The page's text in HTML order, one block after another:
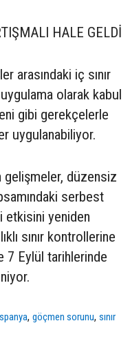
HALE GELDİ
arasındaki iç sınır
olarak kabul
gibi gerekçelerle
uygulanabiliyor.
gelişmeler, düzensiz
serbest
etkisini yeniden
sınır kontrollerine
7 Eylül tarihlerinde
,göçmen sorunu,sınır